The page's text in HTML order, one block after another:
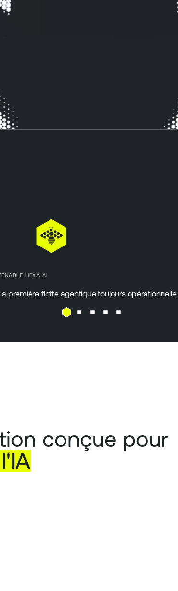
HEXA AI
première flotte agentique toujours
conçue pour
l'IA